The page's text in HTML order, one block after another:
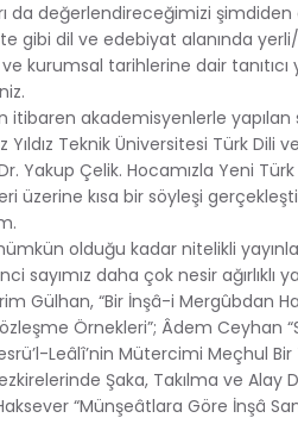
da değerlendireceğimizi şimdiden
gibi dil ve edebiyat alanında
kurumsal tarihlerine dair tanıtıcı
itibaren akademisyenlerle
Yıldız Teknik Üniversitesi Türk Dili
Yakup Çelik. Hocamızla Yeni
üzerine kısa bir söyleşi
olduğu kadar nitelikli
sayımız daha çok nesir ağırlıklı
Gülhan, “Bir İnşâ-i Mergûbdan
Örnekleri”; Âdem Ceyhan
Leâlî’nin Mütercimi Meçhul
Şaka, Takılma ve Alay
“Münşeâtlara Göre İnşâ